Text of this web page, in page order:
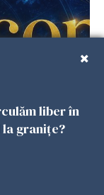
ritmul
liber în
granițe?